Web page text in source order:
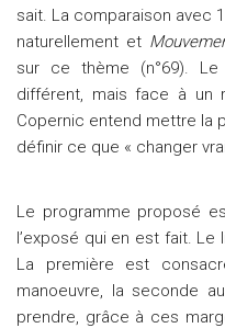
sait. La comparaison avec
naturellement et
sur ce thème (n°69).
différent, mais face à un
Copernic entend mettre la
définir ce que « changer
Le programme proposé
l’exposé qui en est fait.
La première est
manoeuvre, la seconde
prendre, grâce à ces